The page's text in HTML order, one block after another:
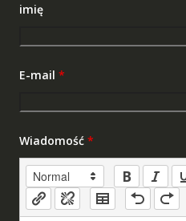
imię
E-mail *
Wiadomość *